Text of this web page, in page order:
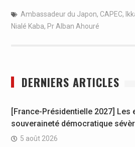
Ambassadeur du Japon, CAPEC,
Nialé Kaba, Pr Alban Ahouré
DERNIERS ARTICLES
[France-Présidentielle 2027] Les
souveraineté démocratique
5 août 2026